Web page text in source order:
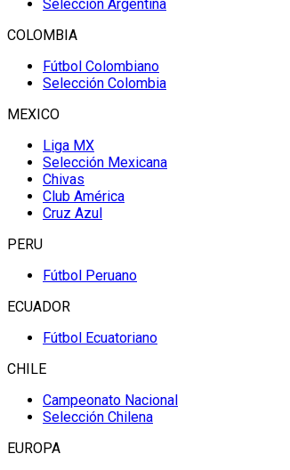
Selección Argentina
COLOMBIA
Fútbol Colombiano
Selección Colombia
MEXICO
Liga MX
Selección Mexicana
Chivas
Club América
Cruz Azul
PERU
Fútbol Peruano
ECUADOR
Fútbol Ecuatoriano
CHILE
Campeonato Nacional
Selección Chilena
EUROPA